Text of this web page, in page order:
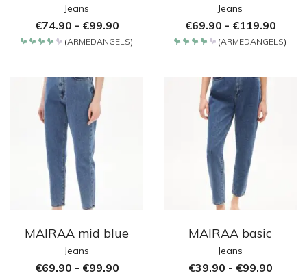
Jeans
€74.90 - €99.90
(ARMEDANGELS)
Jeans
€69.90 - €119.90
(ARMEDANGELS)
MAIRAA mid blue
Jeans
€69.90 - €99.90
MAIRAA basic
Jeans
€39.90 - €99.90